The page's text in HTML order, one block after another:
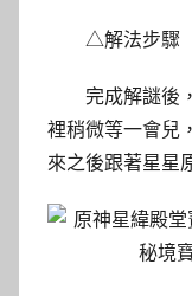
△解法步驟
完成解謎後
裡稍微等一會兒
來之後跟著星星